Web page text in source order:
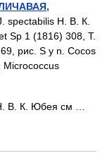
spectabilis Н. В. К.
Sp 1 (1816) 308, Т.
рис. S у n. Cocos
Micrococcus
В. К. Юбея см …